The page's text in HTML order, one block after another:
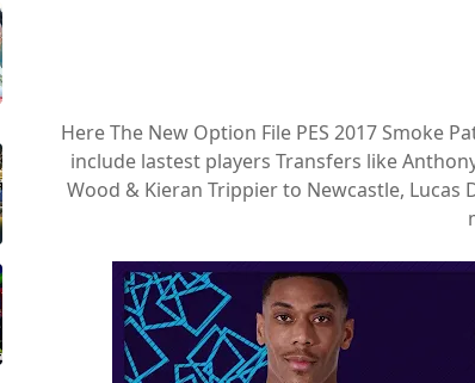
Here The New Option File PES 2017 Smoke
include lastest players Transfers like
Wood & Kieran Trippier to Newcastle,